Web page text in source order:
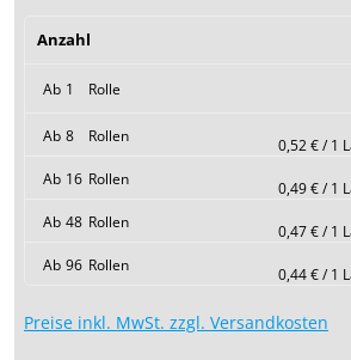
verfügbar.)
Anzahl
Ab 1 Rolle
Ab 8 Rollen
0,52 € / 1
Ab 16 Rollen
0,49 € / 1
Ab 48 Rollen
0,47 € / 1
Ab 96 Rollen
0,44 € / 1
Preise inkl. MwSt. zzgl. Versandkosten